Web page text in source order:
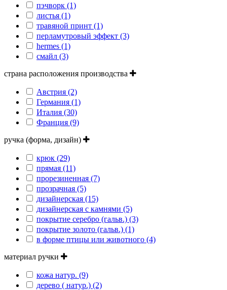
пэчворк (1)
листья (1)
травяной принт (1)
перламутровый эффект (3)
hermes (1)
смайл (3)
страна расположения производства
Австрия (2)
Германия (1)
Италия (30)
Франция (9)
ручка (форма, дизайн)
крюк (29)
прямая (11)
прорезиненная (7)
прозрачная (5)
дизайнерская (15)
дизайнерская с камнями (5)
покрытие серебро (гальв.) (3)
покрытие золото (гальв.) (1)
в форме птицы или животного (4)
материал ручки
кожа натур. (9)
дерево ( натур.) (2)